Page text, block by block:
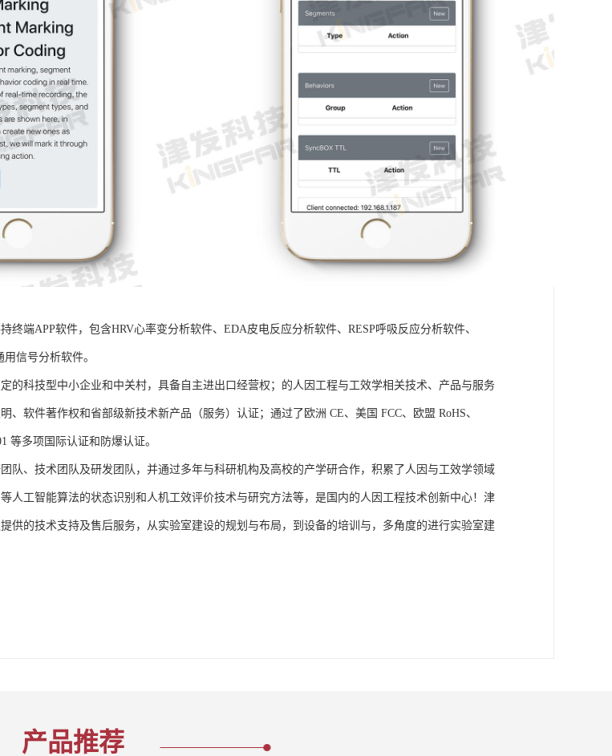
终端APP软件，包含HRV心率变分析软件、EDA皮电反应分析软件、RESP呼吸反应分析软件、
信号分析软件。
的科技型中小企业和中关村，具备自主进出口经营权；的人因工程与工效学相关技术、产品与服务
、软件著作权和省部级新技术新产品（服务）认证；通过了欧洲 CE、美国 FCC、欧盟 RoHS、
等多项国际认证和防爆认证。
队、技术团队及研发团队，并通过多年与科研机构及高校的产学研合作，积累了人因与工效学领域
人工智能算法的状态识别和人机工效评价技术与研究方法等，是国内的人因工程技术创新中心！津
供的技术支持及售后服务，从实验室建设的规划与布局，到设备的培训与，多角度的进行实验室建
产品推荐